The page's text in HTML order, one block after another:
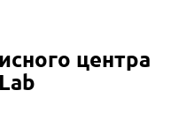
центра